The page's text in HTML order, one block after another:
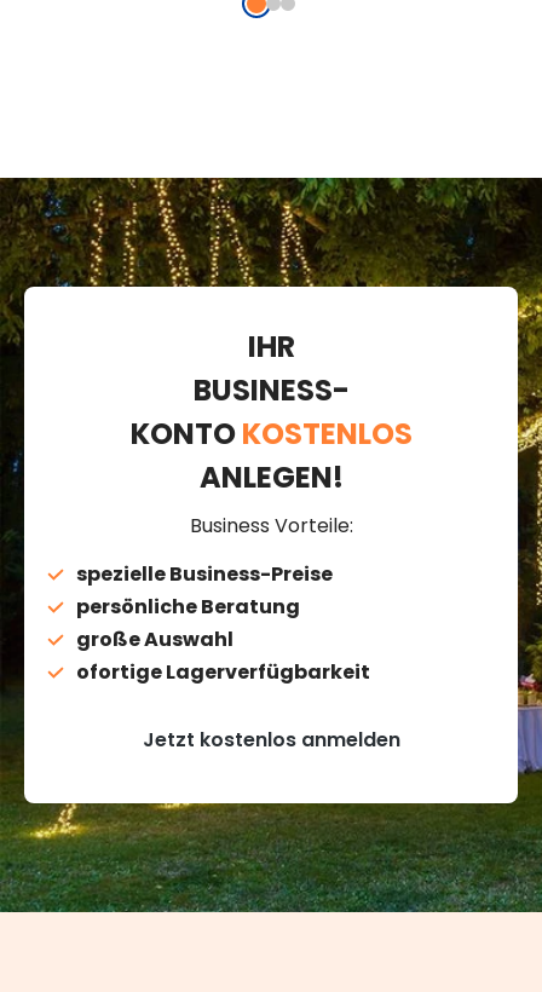
IHR
BUSINESS-
KONTOKOSTENLOS
ANLEGEN!
Business Vorteile:
spezielle Business-Preise
persönliche Beratung
große Auswahl
ofortige Lagerverfügbarkeit
Jetzt kostenlos anmelden